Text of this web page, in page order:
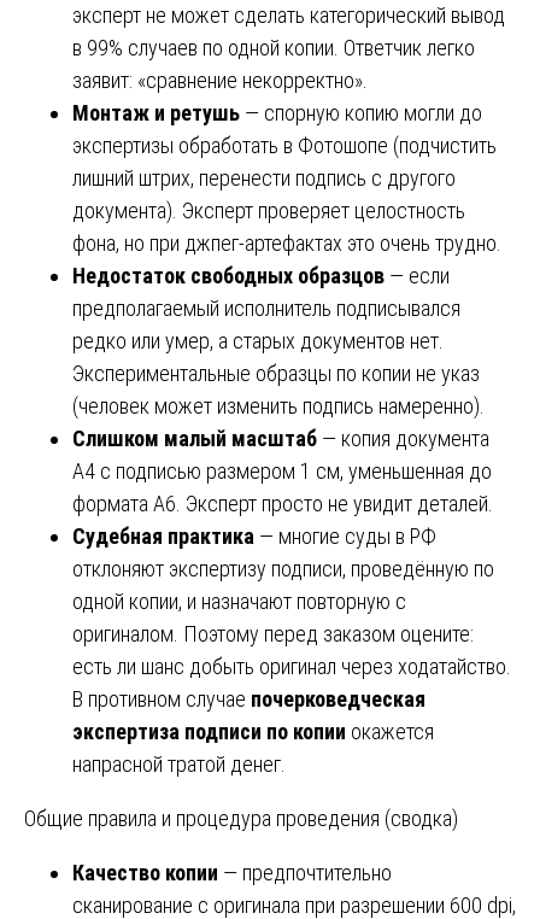
эксперт не может сделать категорический вывод
в 99% случаев по одной копии. Ответчик легко
заявит: «сравнение некорректно».
Монтаж и ретушь — спорную копию могли до
экспертизы обработать в Фотошопе (подчистить
лишний штрих, перенести подпись с другого
документа). Эксперт проверяет целостность
фона, но при джпег-артефактах это очень трудно.
Недостаток свободных образцов — если
предполагаемый исполнитель подписывался
редко или умер, а старых документов нет.
Экспериментальные образцы по копии не указ
(человек может изменить подпись намеренно).
Слишком малый масштаб — копия документа
А4 с подписью размером 1 см, уменьшенная до
формата А6. Эксперт просто не увидит деталей.
Судебная практика — многие суды в РФ
отклоняют экспертизу подписи, проведённую по
одной копии, и назначают повторную с
оригиналом. Поэтому перед заказом оцените:
есть ли шанс добыть оригинал через ходатайство.
В противном случае почерковедческая
экспертиза подписи по копии окажется
напрасной тратой денег.
Общие правила и процедура проведения (сводка)
Качество копии — предпочтительно
сканирование с оригинала при разрешении 600 dpi,